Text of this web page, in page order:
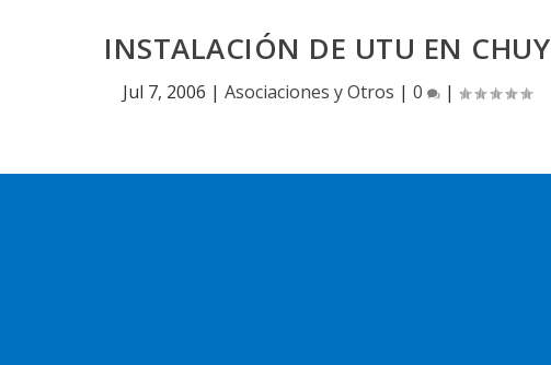
INSTALACIÓN DE UTU EN CHUY
Jul 7, 2006 |Asociaciones y Otros |0 |